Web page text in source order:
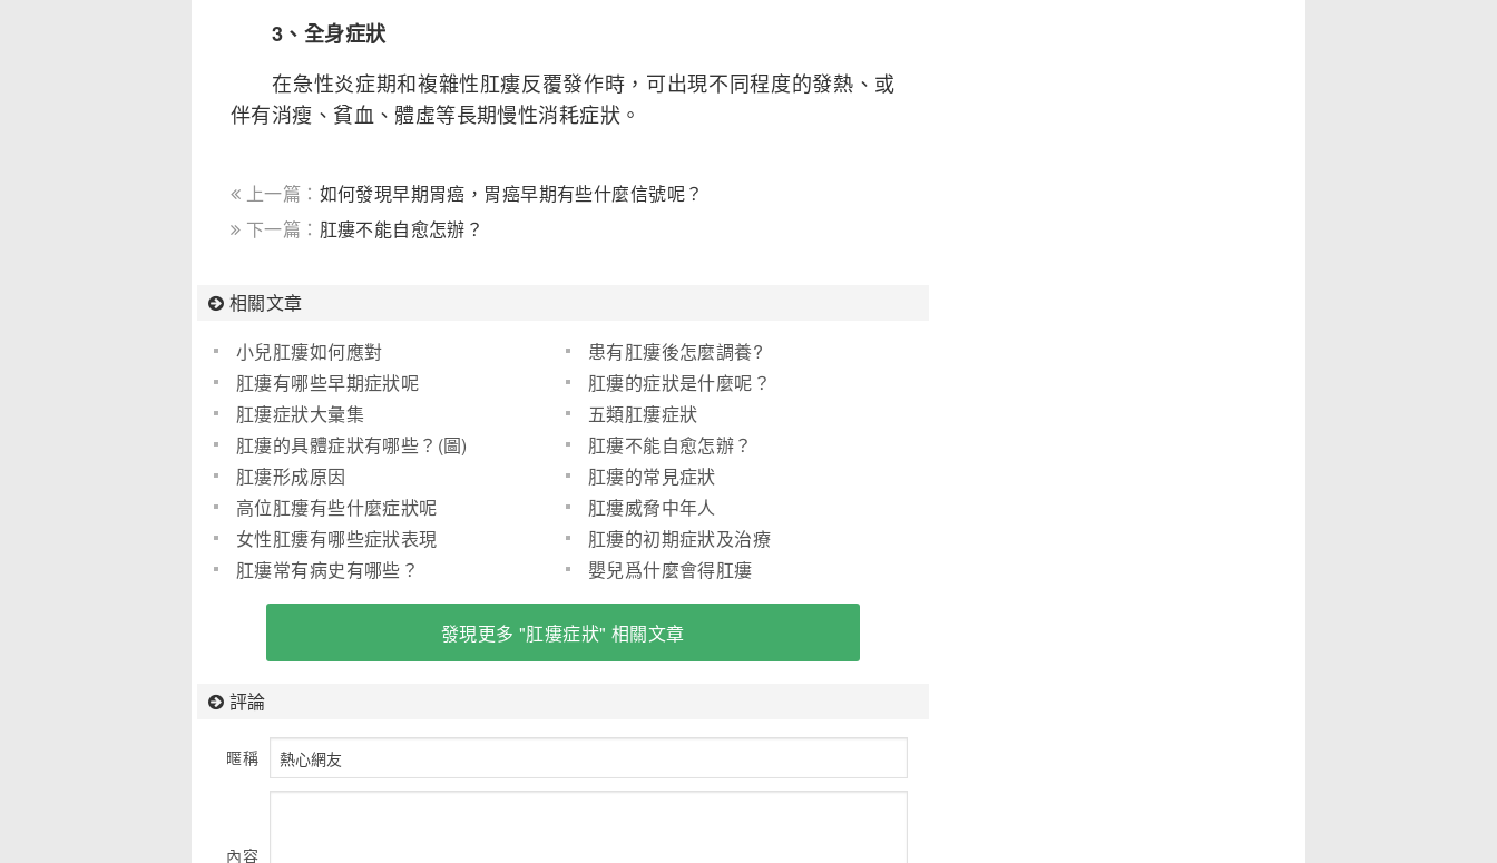
3、全身症狀
在急性炎症期和複雜性肛瘻反覆發作時，可出現不同程度的發熱、或
伴有消瘦、貧血、體虛等長期慢性消耗症狀。
上一篇： 如何發現早期胃癌，胃癌早期有些什麼信號呢？
下一篇： 肛瘻不能自愈怎辦？
相關文章
小兒肛瘻如何應對
患有肛瘻後怎麼調養?
肛瘻有哪些早期症狀呢
肛瘻的症狀是什麼呢？
肛瘻症狀大彙集
五類肛瘻症狀
肛瘻的具體症狀有哪些？(圖)
肛瘻不能自愈怎辦？
肛瘻形成原因
肛瘻的常見症狀
高位肛瘻有些什麼症狀呢
肛瘻威脅中年人
女性肛瘻有哪些症狀表現
肛瘻的初期症狀及治療
肛瘻常有病史有哪些？
嬰兒爲什麼會得肛瘻
發現更多 "肛瘻症狀" 相關文章
評論
暱稱
內容